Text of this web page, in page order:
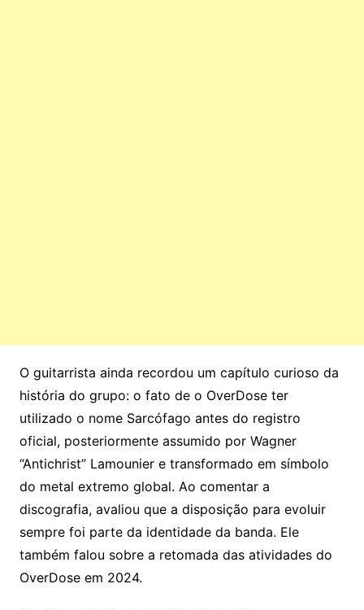
O guitarrista ainda recordou um capítulo curioso da
história do grupo: o fato de o OverDose ter
utilizado o nome Sarcófago antes do registro
oficial, posteriormente assumido por Wagner
“Antichrist” Lamounier e transformado em símbolo
do metal extremo global. Ao comentar a
discografia, avaliou que a disposição para evoluir
sempre foi parte da identidade da banda. Ele
também falou sobre a retomada das atividades do
OverDose em 2024.